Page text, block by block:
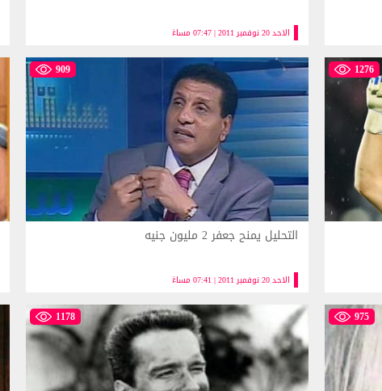
الاحد 20 نوفمبر 2011 | 07:47 مساءً
1276
909
الاحد 20 نوفمبر 2011 | 07:41 مساءً
التحليل يمنح جعفر 2 مليون جنيه
975
1178